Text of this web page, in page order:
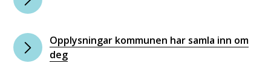
Opplysningar kommunen har samla inn om
deg